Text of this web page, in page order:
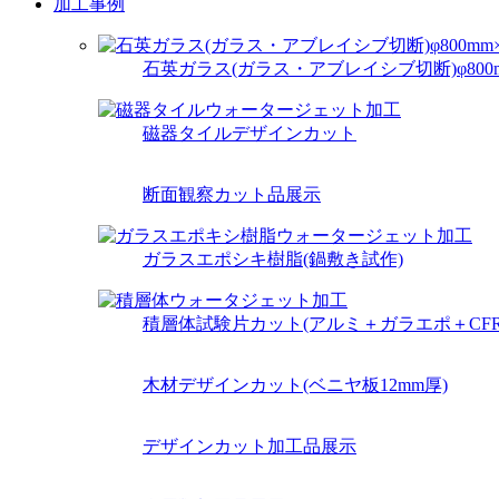
加工事例
石英ガラス(ガラス・アブレイシブ切断
磁器タイルデザインカット
断面観察カット品展示
ガラスエポシキ樹脂(鍋敷き試作)
積層体試験片カット(アルミ＋ガラエポ＋
木材デザインカット(ベニヤ板12mm厚)
デザインカット加工品展示